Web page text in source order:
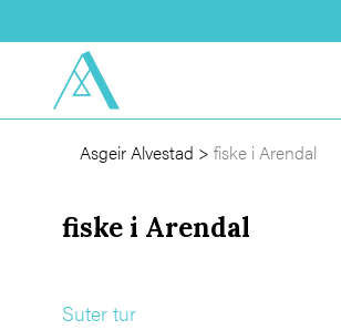
Asgeir Alvestad > fiske i Arendal
fiske i Arendal
Suter tur